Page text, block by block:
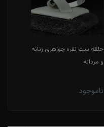
حلقه ست نقره جواهری زنانه
و مردانه
ناموجود